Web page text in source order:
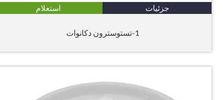
جزئیات استعلام